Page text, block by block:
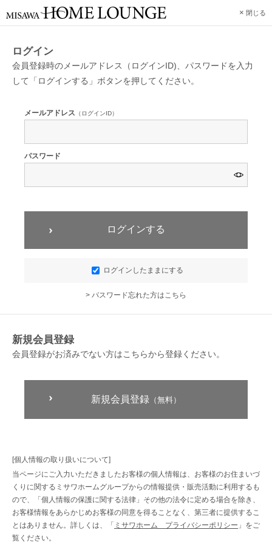
× 閉じる
ログイン
会員登録時のメールアドレス（ログインID)、パスワードを入力
して「ログインする」ボタンを押してください。
メールアドレス （ログインID）
パスワード
ログインする
ログインしたままにする
> パスワード忘れた方はこちら
新規会員登録
会員登録がお済みでない方はこちらから登録ください。
新規会員登録 （無料）
[個人情報の取り扱いについて]
当ページにご入力いただきましたお客様の個人情報は、お客様のお住まいづ
くりに関するミサワホームグループからの情報提供・販売活動に利用するも
ので、「個人情報の保護に関する法律」その他の法令に定める場合を除き、
お客様情報をあらかじめお客様の同意を得ることなく、第三者に提供するこ
とはありません。詳しくは、「 ミサワホーム プライバシーポリシー 」をご
覧ください。